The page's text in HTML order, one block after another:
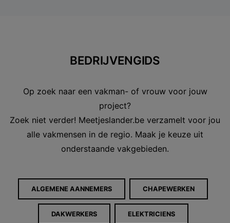
BEDRIJVENGIDS
Op zoek naar een vakman- of vrouw voor jouw
project?
Zoek niet verder! Meetjeslander.be verzamelt voor jou
alle vakmensen in de regio. Maak je keuze uit
onderstaande vakgebieden.
ALGEMENE AANNEMERS CHAPEWERKEN
DAKWERKERS ELEKTRICIENS